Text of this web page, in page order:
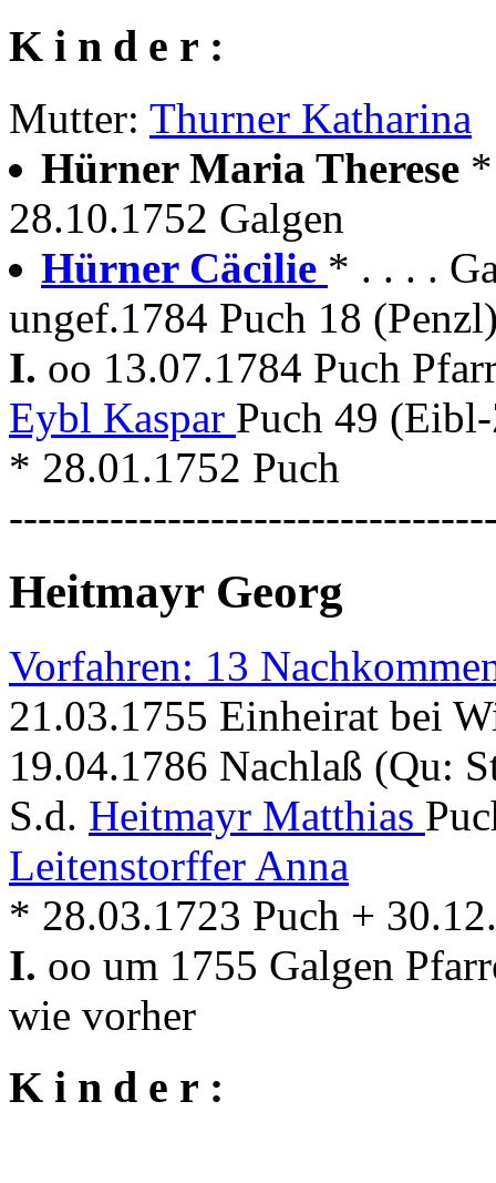
K i n d e r :
Mutter: Thurner Katharina
Hürner Maria Therese
28.10.1752 Galgen
Hürner Cäcilie * . . . .
ungef.1784 Puch 18
I. oo 13.07.1784 Puch
Eybl Kaspar Puch 49
* 28.01.1752 Puch
Heitmayr Georg
Vorfahren: 13
21.03.1755 Einheirat bei
19.04.1786 Nachlaß (Qu:
S.d. Heitmayr Matthias
Leitenstorffer Anna
* 28.03.1723 Puch +
I. oo um 1755 Galgen
wie vorher
K i n d e r :